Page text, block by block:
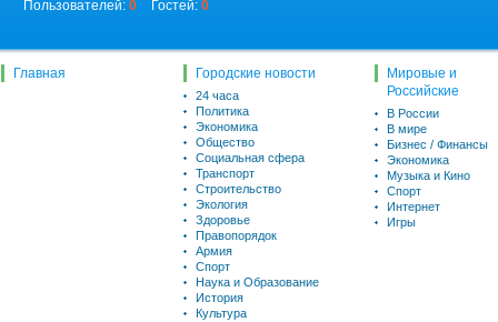
Пользователей: 0 Гостей: 0
Главная Городские новости
24 часа
Политика
Экономика
Общество
Социальная сфера
Транспорт
Строительство
Экология
Здоровье
Правопорядок
Армия
Спорт
Наука и Образование
История
Культура
Мировые и
Российские
В России
В мире
Бизнес / Финансы
Экономика
Музыка и Кино
Спорт
Интернет
Игры